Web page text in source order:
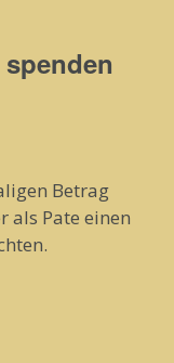
Betrag
als Pate einen